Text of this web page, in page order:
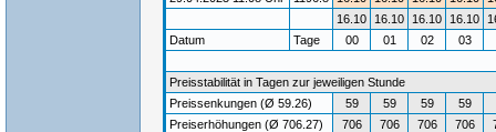
16.10
16.10 16.10 16.10
Datum
Tage 00 01 02 03
Preisstabilität in Tagen zur jeweiligen Stunde
Preissenkungen (Ø 59.26)
59 59 59 59
Preiserhöhungen (Ø 706.27)
706 706 706 706